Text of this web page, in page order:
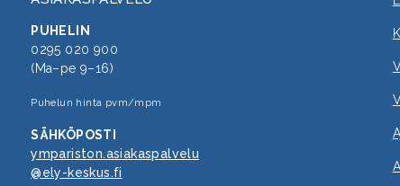
PUHELIN
0295 020 900
(Ma–pe 9–16)
Puhelun hinta pvm/mpm
SÄHKÖPOSTI
ympariston.asiakaspalvelu
@ely-keskus.fi